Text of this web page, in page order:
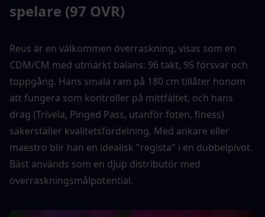
spelare (97 OVR)
Reus är en välkommen överraskning, visas som en
CDM/CM med utmärkt balans: 96 takt, 95 försvar och
toppgång. Hans smala ram på 180 cm tillåter honom
att fungera som kontroller på mittfältet, och hans
drag (Trivela, Pinged Pass, utanför foten, finess)
säkerställer kvalitetsfördelning. Med ankare eller
maestro blir han en idealisk "regista" i en dubbelpivot.
Bäst används som en djup distributör med
överraskningsmålpotential.